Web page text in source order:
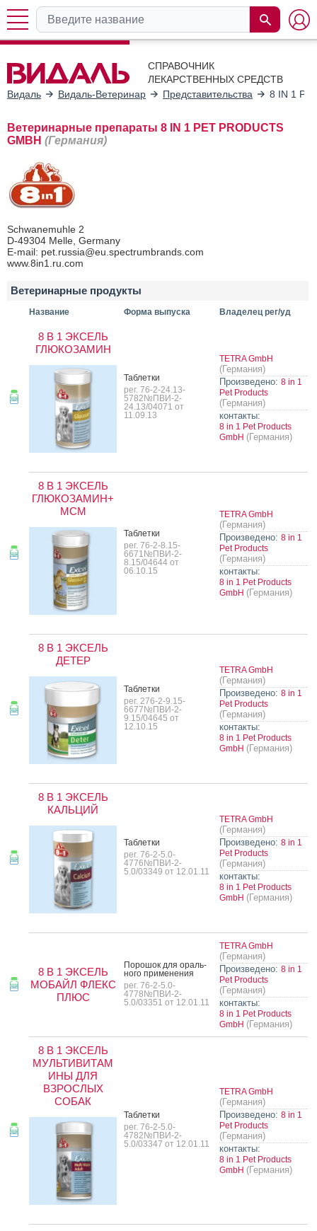
СПРАВОЧНИК
ЛЕКАРСТВЕННЫХ СРЕДСТВ
Видаль
Видаль-Ветеринар Представительства 8 IN 1
Ветеринарные препараты 8 IN 1 PET PRODUCTS
GMBH (Германия)
Schwanemuhle 2
D-49304 Melle, Germany
E-mail: pet.russia@eu.spectrumbrands.com
www.8in1.ru.com
Ветеринарные продукты
Название Форма выпуска Владелец рег/уд
8 В 1 ЭКСЕЛЬ
ГЛЮКОЗАМИН
Таб­летки
рег. 76-2-24.13-
5782№ПВИ-2-
24.13/04071 от
11.09.13
TETRA GmbH
(Германия)
Произведено: 8 in 1
Pet Products
(Германия)
контакты:
8 in 1 Pet Products
GmbH (Германия)
8 В 1 ЭКСЕЛЬ
ГЛЮКОЗАМИН+
МСМ
Таб­летки
рег. 76-2-8.15-
6671№ПВИ-2-
8.15/04644 от
06.10.15
TETRA GmbH
(Германия)
Произведено: 8 in 1
Pet Products
(Германия)
контакты:
8 in 1 Pet Products
GmbH (Германия)
8 В 1 ЭКСЕЛЬ
ДЕТЕР
Таб­летки
рег. 276-2-9.15-
6677№ПВИ-2-
9.15/04645 от
12.10.15
TETRA GmbH
(Германия)
Произведено: 8 in 1
Pet Products
(Германия)
контакты:
8 in 1 Pet Products
GmbH (Германия)
8 В 1 ЭКСЕЛЬ
КАЛЬЦИЙ
Таб­летки
рег. 76-2-5.0-
4776№ПВИ-2-
5.0/03349 от 12.01.11
TETRA GmbH
(Германия)
Произведено: 8 in 1
Pet Products
(Германия)
контакты:
8 in 1 Pet Products
GmbH (Германия)
8 В 1 ЭКСЕЛЬ
МОБАЙЛ ФЛЕКС
ПЛЮС
По­рошок для ораль­
но­го при­мене­ния
рег. 76-2-5.0-
4778№ПВИ-2-
5.0/03351 от 12.01.11
TETRA GmbH
(Германия)
Произведено: 8 in 1
Pet Products
(Германия)
контакты:
8 in 1 Pet Products
GmbH (Германия)
8 В 1 ЭКСЕЛЬ
МУЛЬТИВИТАМ
ИНЫ ДЛЯ
ВЗРОСЛЫХ
СОБАК
Таб­летки
рег. 76-2-5.0-
4782№ПВИ-2-
5.0/03347 от 12.01.11
TETRA GmbH
(Германия)
Произведено: 8 in 1
Pet Products
(Германия)
контакты:
8 in 1 Pet Products
GmbH (Германия)